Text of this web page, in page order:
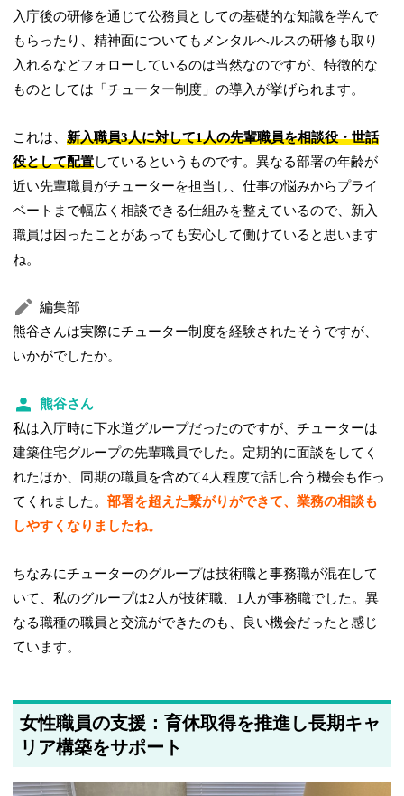
入庁後の研修を通じて公務員としての基礎的な知識を学んで
もらったり、精神面についてもメンタルヘルスの研修も取り
入れるなどフォローしているのは当然なのですが、特徴的な
ものとしては「チューター制度」の導入が挙げられます。
これは、新入職員3人に対して1人の先輩職員を相談役・世話
役として配置しているというものです。異なる部署の年齢が
近い先輩職員がチューターを担当し、仕事の悩みからプライ
ベートまで幅広く相談できる仕組みを整えているので、新入
職員は困ったことがあっても安心して働けていると思います
ね。
編集部
熊谷さんは実際にチューター制度を経験されたそうですが、
いかがでしたか。
熊谷さん
私は入庁時に下水道グループだったのですが、チューターは
建築住宅グループの先輩職員でした。定期的に面談をしてく
れたほか、同期の職員を含めて4人程度で話し合う機会も作っ
てくれました。部署を超えた繋がりができて、業務の相談も
しやすくなりましたね。
ちなみにチューターのグループは技術職と事務職が混在して
いて、私のグループは2人が技術職、1人が事務職でした。異
なる職種の職員と交流ができたのも、良い機会だったと感じ
ています。
女性職員の支援：育休取得を推進し長期キャ
リア構築をサポート